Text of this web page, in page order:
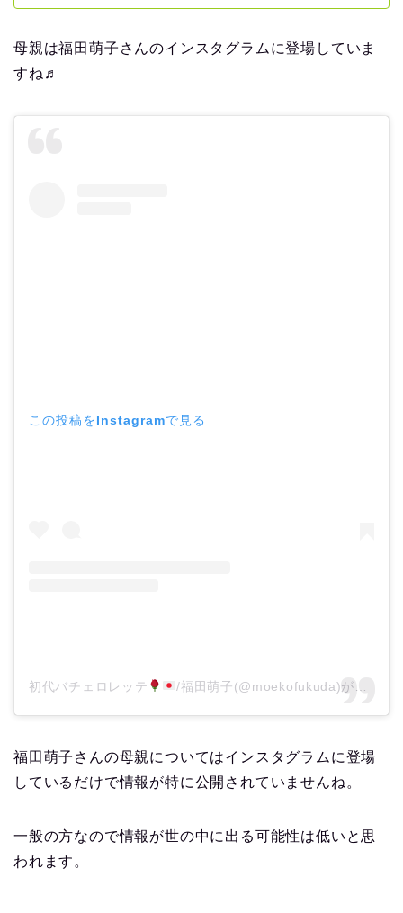
母親は福田萌子さんのインスタグラムに登場していま
すね♬
この投稿をInstagramで見る
初代バチェロレッテ /福田萌子(@moekofukuda)がシェアした投稿
福田萌子さんの母親についてはインスタグラムに登場
しているだけで情報が特に公開されていませんね。
一般の方なので情報が世の中に出る可能性は低いと思
われます。